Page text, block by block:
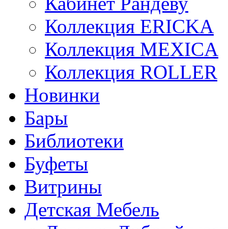
Коллекция ERICKA
Коллекция MEXICA
Коллекция ROLLER
Новинки
Бары
Библиотеки
Буфеты
Витрины
Детская Мебель